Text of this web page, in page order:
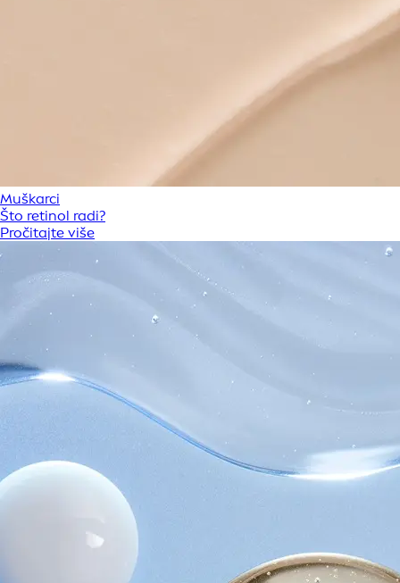
Muškarci
Što retinol radi?
Pročitajte više